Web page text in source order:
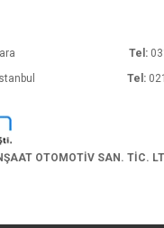
No: 54 Ankara Tel:
Karaköy/İstanbul Tel:
OTOMOTİV SAN. TİC.